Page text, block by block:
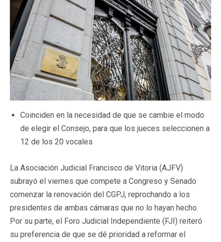
Coinciden en la necesidad de que se cambie el modo
de elegir el Consejo, para que los jueces seleccionen a
12 de los 20 vocales
La Asociación Judicial Francisco de Vitoria (AJFV)
subrayó el viernes que compete a Congreso y Senado
comenzar la renovación del CGPJ, reprochando a los
presidentes de ambas cámaras que no lo hayan hecho.
Por su parte, el Foro Judicial Independiente (FJI) reiteró
su preferencia de que se dé prioridad a reformar el